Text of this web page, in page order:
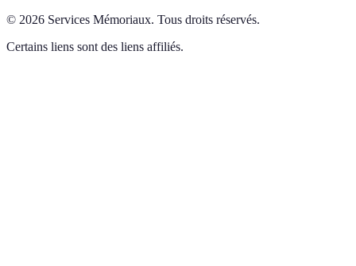
© 2026 Services Mémoriaux. Tous droits réservés.
Certains liens sont des liens affiliés.